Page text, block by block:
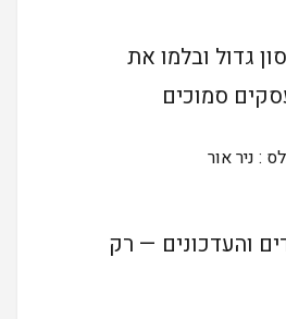
גדול ובלמו את
סמוכים
: ניר אור
והעדכונים — רק